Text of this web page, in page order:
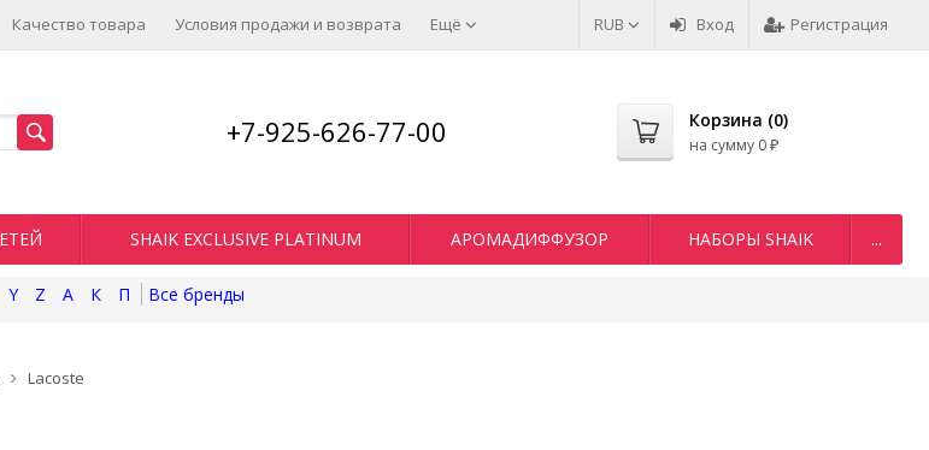
RUB Вход Регистрация
Качество товара Условия продажи и возврата Ещё
+7-925-626-77-00 Корзина (0)
на сумму 0 ₽
SHAIK EXCLUSIVE PLATINUM АРОМАДИФФУЗОР НАБОРЫ SHAIK ...
Y Z А К П
Lacoste